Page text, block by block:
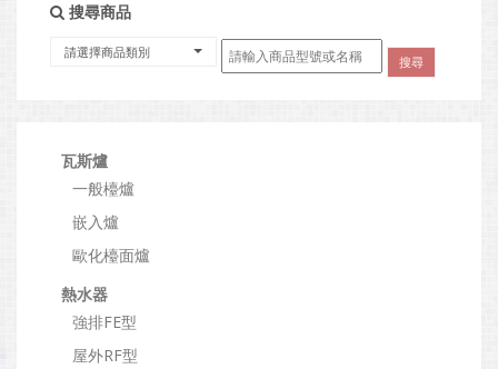
搜尋商品
請選擇商品類別
搜尋
瓦斯爐
一般檯爐
嵌入爐
歐化檯面爐
熱水器
強排FE型
屋外RF型